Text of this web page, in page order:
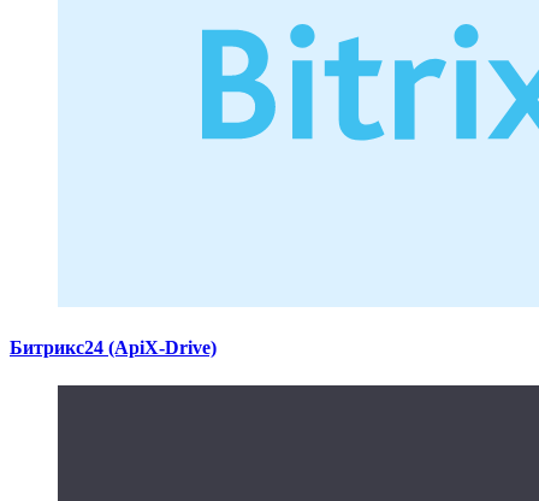
Битрикс24 (ApiX-Drive)